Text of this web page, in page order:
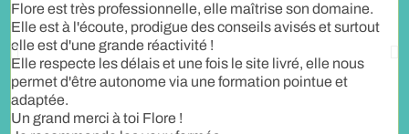
Flore est très professionnelle, elle maîtrise son domaine.
Elle est à l'écoute, prodigue des conseils avisés et surtout
elle est d'une grande réactivité !
Elle respecte les délais et une fois le site livré, elle nous
permet d'être autonome via une formation pointue et
adaptée.
Un grand merci à toi Flore !